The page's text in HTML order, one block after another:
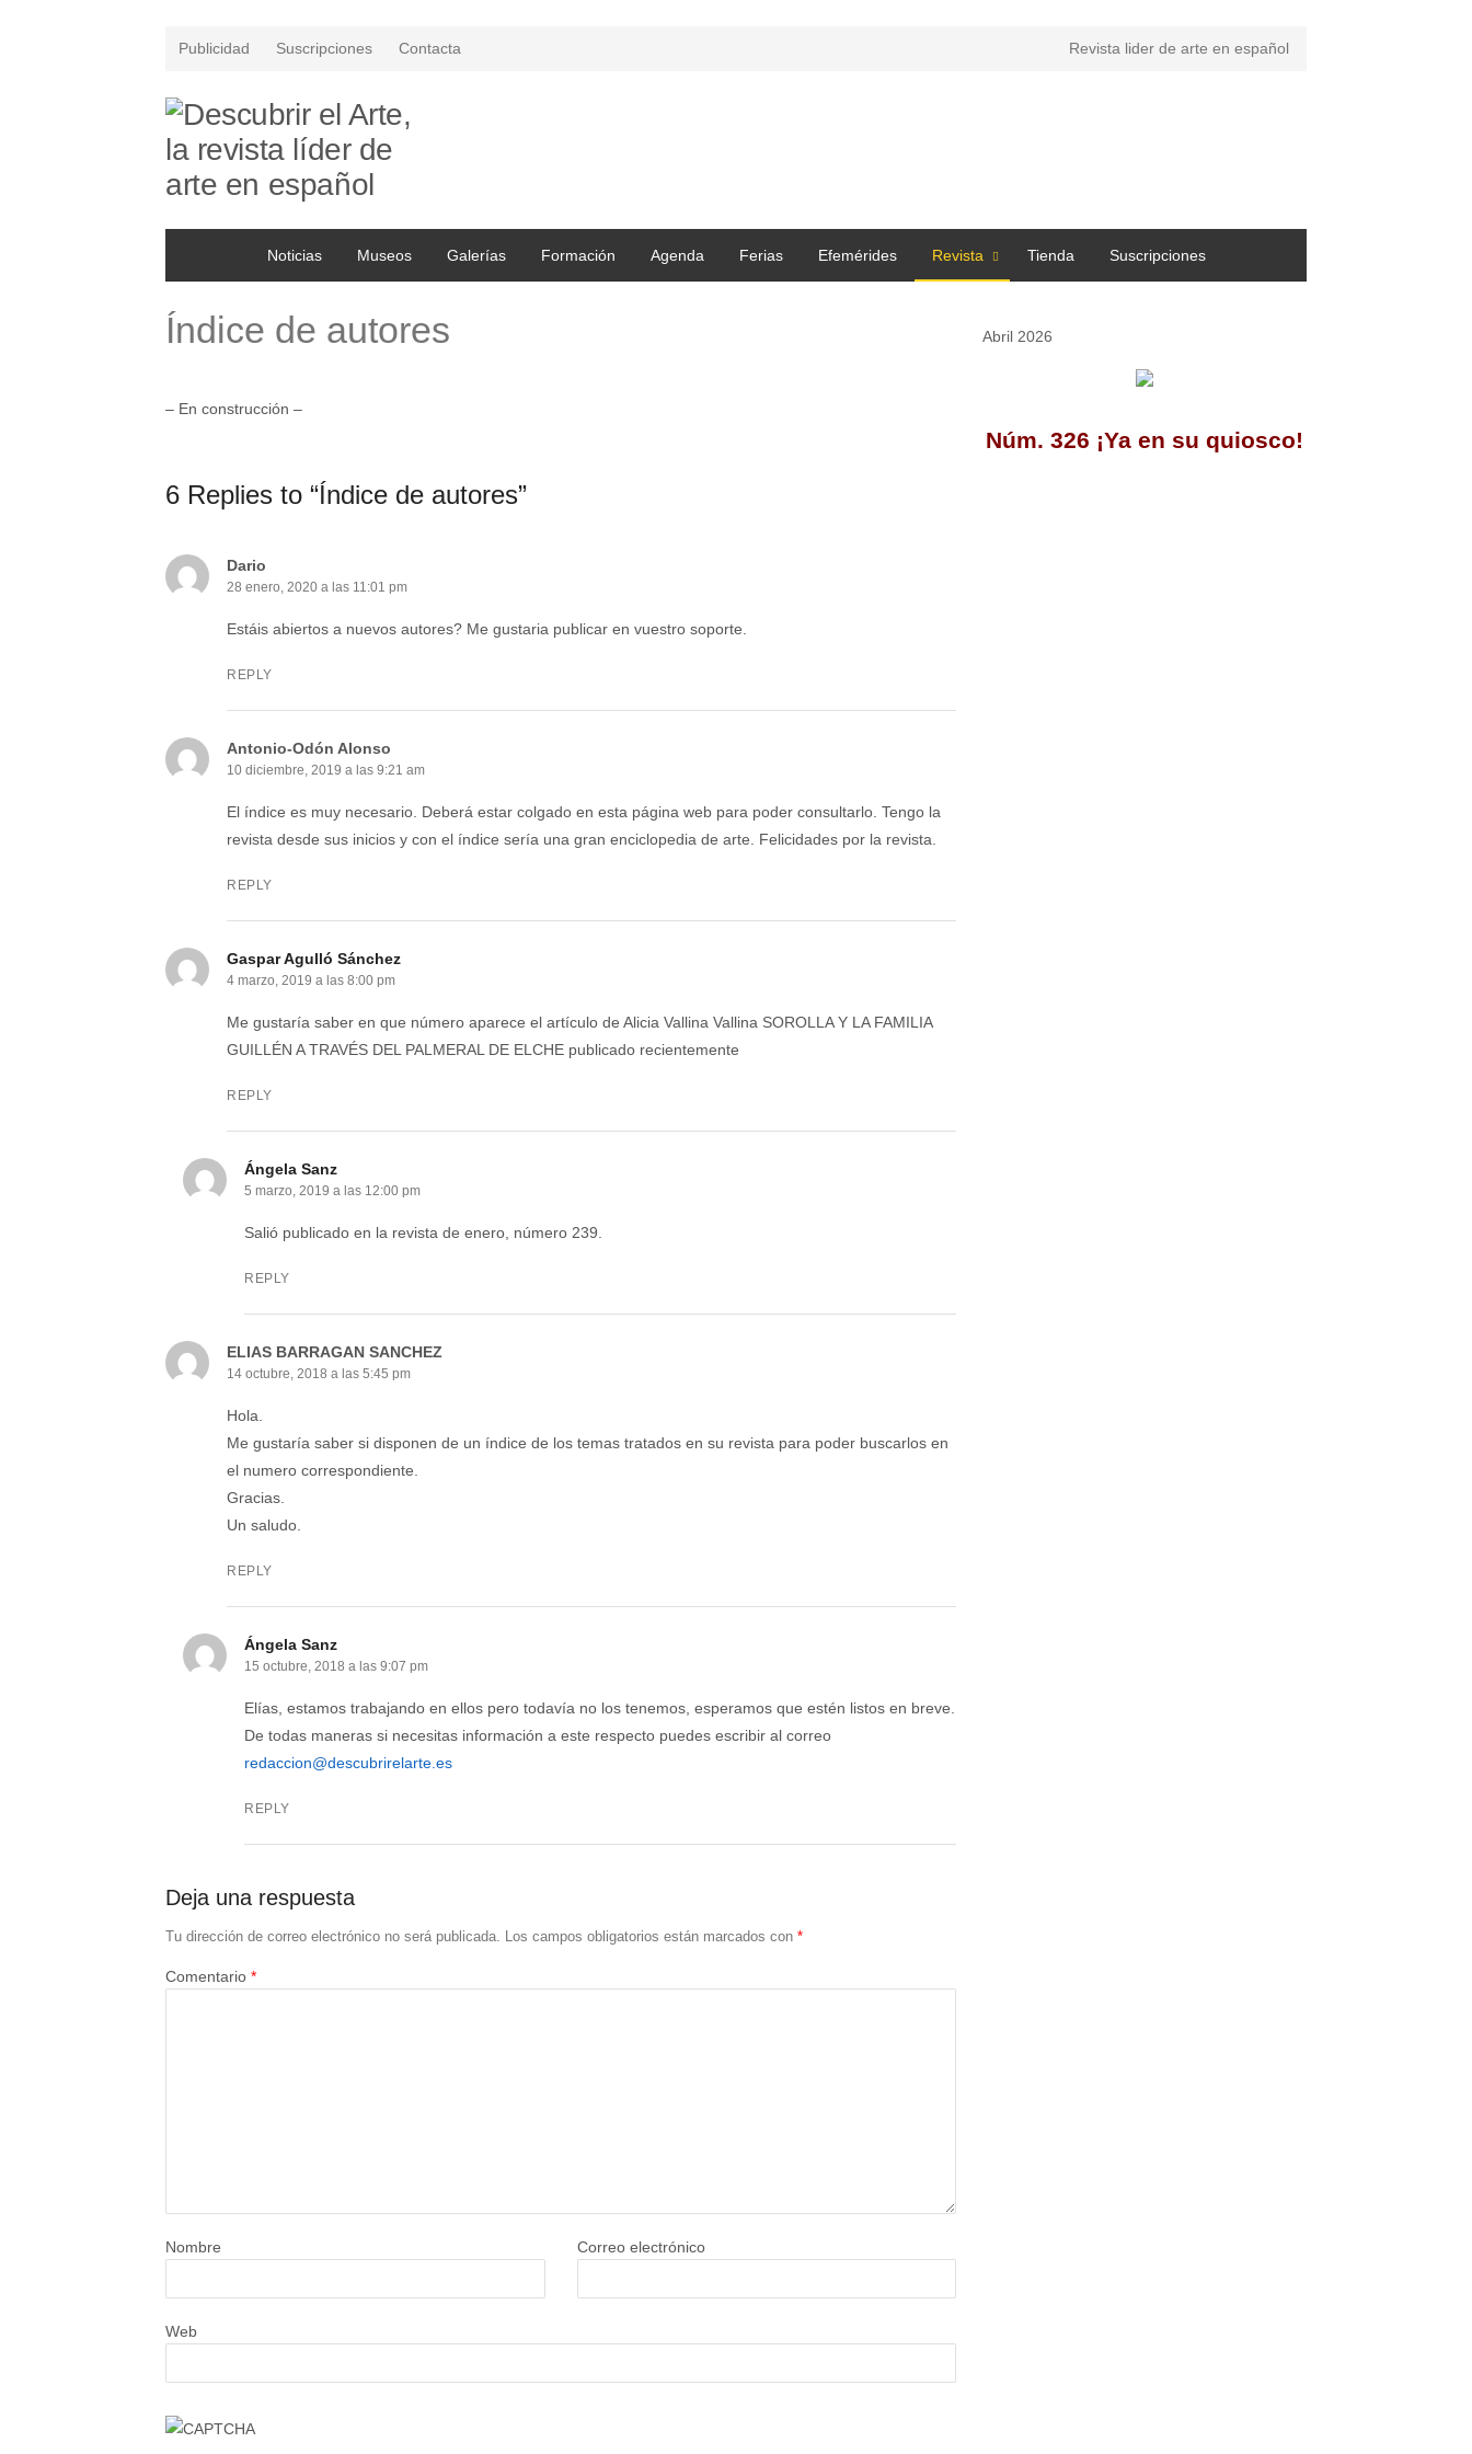
Publicidad Suscripciones Contacta Revista lider de arte en español
Noticias Museos Galerías Formación Agenda Ferias Efemérides Revista Tienda Suscripciones
Índice de autores
– En construcción –
6 Replies to “Índice de autores”
Dario
28 enero, 2020 a las 11:01 pm
Estáis abiertos a nuevos autores? Me gustaria publicar en vuestro soporte.
REPLY
Antonio-Odón Alonso
10 diciembre, 2019 a las 9:21 am
El índice es muy necesario. Deberá estar colgado en esta página web para poder consultarlo. Tengo la
revista desde sus inicios y con el índice sería una gran enciclopedia de arte. Felicidades por la revista.
REPLY
Gaspar Agulló Sánchez
4 marzo, 2019 a las 8:00 pm
Me gustaría saber en que número aparece el artículo de Alicia Vallina Vallina SOROLLA Y LA FAMILIA
GUILLÉN A TRAVÉS DEL PALMERAL DE ELCHE publicado recientemente
REPLY
Ángela Sanz
5 marzo, 2019 a las 12:00 pm
Salió publicado en la revista de enero, número 239.
REPLY
ELIAS BARRAGAN SANCHEZ
14 octubre, 2018 a las 5:45 pm
Hola.
Me gustaría saber si disponen de un índice de los temas tratados en su revista para poder buscarlos en
el numero correspondiente.
Gracias.
Un saludo.
REPLY
Ángela Sanz
15 octubre, 2018 a las 9:07 pm
Elías, estamos trabajando en ellos pero todavía no los tenemos, esperamos que estén listos en breve.
De todas maneras si necesitas información a este respecto puedes escribir al correo
redaccion@descubrirelarte.es
REPLY
Deja una respuesta
Tu dirección de correo electrónico no será publicada. Los campos obligatorios están marcados con *
Comentario *
Nombre Correo electrónico
Web
Abril 2026
Núm. 326 ¡Ya en su quiosco!